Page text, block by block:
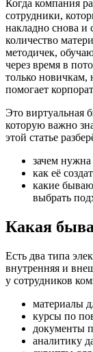
Когда компания
сотрудники,
накладно снова и
количество
методичек,
через время в
только новичкам,
помогает
Это виртуальная
которую важно
этой статье
зачем
как её
какие
выбрать
Какая
Есть два типа
внутренняя и
у сотрудников
материалы
курсы по
документы
аналитику